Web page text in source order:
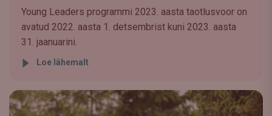
Young Leaders programmi 2023. aasta taotlusvoor on
avatud 2022. aasta 1. detsembrist kuni 2023. aasta
31. jaanuarini.
Loe lähemalt